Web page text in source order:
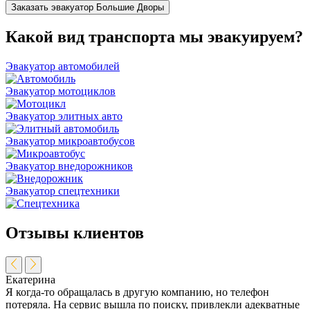
Заказать эвакуатор Большие Дворы
Какой вид транспорта мы эвакуируем?
Эвакуатор автомобилей
Эвакуатор мотоциклов
Эвакуатор элитных авто
Эвакуатор микроавтобусов
Эвакуатор внедорожников
Эвакуатор спецтехники
Отзывы клиентов
Екатерина
Я когда-то обращалась в другую компанию, но телефон
потеряла. На сервис вышла по поиску, привлекли адекватные